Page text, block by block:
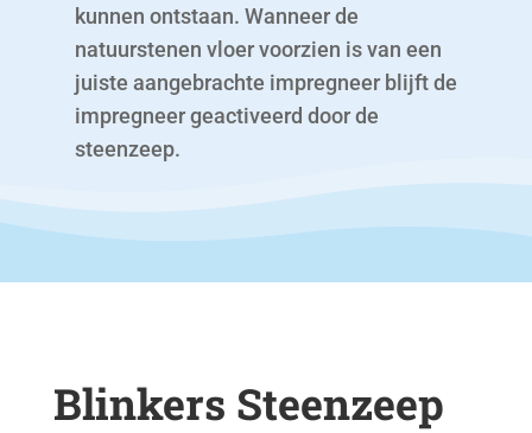
kunnen ontstaan. Wanneer de
natuurstenen vloer voorzien is van een
juiste aangebrachte impregneer blijft de
impregneer geactiveerd door de
steenzeep.
Blinkers Steenzeep